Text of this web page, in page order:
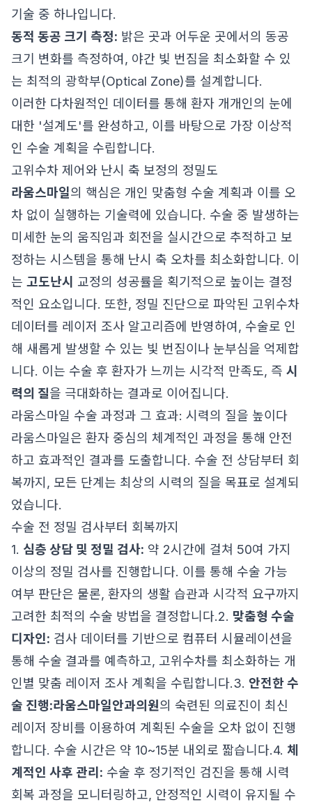
기술 중 하나입니다.
동적 동공 크기 측정: 밝은 곳과 어두운 곳에서의 동공
크기 변화를 측정하여, 야간 빛 번짐을 최소화할 수 있
는 최적의 광학부(Optical Zone)를 설계합니다.
이러한 다차원적인 데이터를 통해 환자 개개인의 눈에
대한 '설계도'를 완성하고, 이를 바탕으로 가장 이상적
인 수술 계획을 수립합니다.
고위수차 제어와 난시 축 보정의 정밀도
라움스마일의 핵심은 개인 맞춤형 수술 계획과 이를 오
차 없이 실행하는 기술력에 있습니다. 수술 중 발생하는
미세한 눈의 움직임과 회전을 실시간으로 추적하고 보
정하는 시스템을 통해 난시 축 오차를 최소화합니다. 이
는 고도난시 교정의 성공률을 획기적으로 높이는 결정
적인 요소입니다. 또한, 정밀 진단으로 파악된 고위수차
데이터를 레이저 조사 알고리즘에 반영하여, 수술로 인
해 새롭게 발생할 수 있는 빛 번짐이나 눈부심을 억제합
니다. 이는 수술 후 환자가 느끼는 시각적 만족도, 즉 시
력의 질을 극대화하는 결과로 이어집니다.
라움스마일 수술 과정과 그 효과: 시력의 질을 높이다
라움스마일은 환자 중심의 체계적인 과정을 통해 안전
하고 효과적인 결과를 도출합니다. 수술 전 상담부터 회
복까지, 모든 단계는 최상의 시력의 질을 목표로 설계되
었습니다.
수술 전 정밀 검사부터 회복까지
1. 심층 상담 및 정밀 검사: 약 2시간에 걸쳐 50여 가지
이상의 정밀 검사를 진행합니다. 이를 통해 수술 가능
여부 판단은 물론, 환자의 생활 습관과 시각적 요구까지
고려한 최적의 수술 방법을 결정합니다.2. 맞춤형 수술
디자인: 검사 데이터를 기반으로 컴퓨터 시뮬레이션을
통해 수술 결과를 예측하고, 고위수차를 최소화하는 개
인별 맞춤 레이저 조사 계획을 수립합니다.3. 안전한 수
술 진행:라움스마일안과의원의 숙련된 의료진이 최신
레이저 장비를 이용하여 계획된 수술을 오차 없이 진행
합니다. 수술 시간은 약 10~15분 내외로 짧습니다.4. 체
계적인 사후 관리: 수술 후 정기적인 검진을 통해 시력
회복 과정을 모니터링하고, 안정적인 시력이 유지될 수